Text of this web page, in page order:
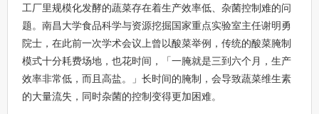
工厂里规模化发酵的蔬菜存在着生产效率低、杂菌控制难的问
题。南昌大学食品科学与资源挖掘国家重点实验室主任谢明勇
院士，在此前一次学术会议上曾以酸菜举例，传统的酸菜腌制
模式十分耗费场地，也花时间，「一腌就是三到六个月，生产
效率非常低，而且高盐。」长时间的腌制，会导致蔬菜维生素
的大量流失，同时杂菌的控制变得更加困难。